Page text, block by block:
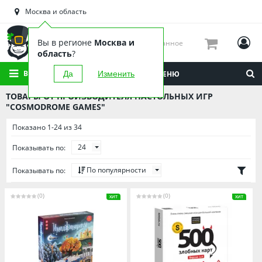
Башкортостан
Брянская область
Вологодская область
Воронежская область
Иркутская область
Калининградская область
Кировская область
Липецкая область
Мордовия
Москва и область
Нижегородская область
Новосибирская область
Москва и область
Вы в регионе Москва и
область?
Да Изменить
Избранное
ВСЕ КАТЕГОРИИ МЕНЮ
ТОВАРЫ ОТ ПРОИЗВОДИТЕЛЯ НАСТОЛЬНЫХ ИГР
"COSMODROME GAMES"
Показано 1-24 из 34
Показывать по: 24
Показывать по: По популярности
(0) ХИТ (0) ХИТ